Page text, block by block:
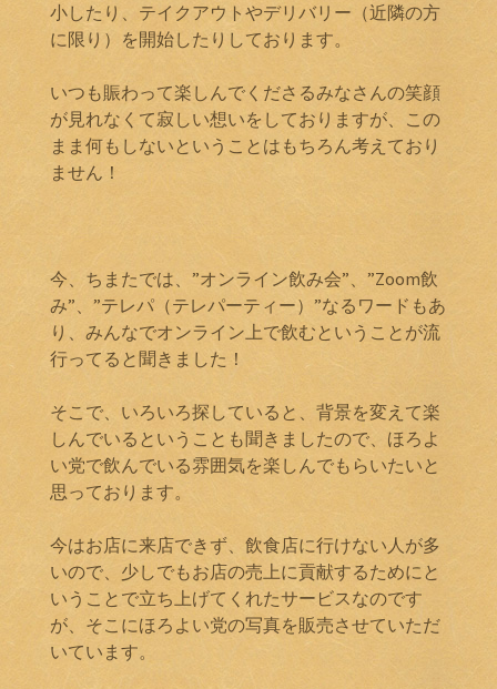
小したり、テイクアウトやデリバリー（近隣の方
に限り）を開始したりしております。
いつも賑わって楽しんでくださるみなさんの笑顔
が見れなくて寂しい想いをしておりますが、この
まま何もしないということはもちろん考えており
ません！
今、ちまたでは、”オンライン飲み会”、”Zoom飲
み”、”テレパ（テレパーティー）”なるワードもあ
り、みんなでオンライン上で飲むということが流
行ってると聞きました！
そこで、いろいろ探していると、背景を変えて楽
しんでいるということも聞きましたので、ほろよ
い党で飲んでいる雰囲気を楽しんでもらいたいと
思っております。
今はお店に来店できず、飲食店に行けない人が多
いので、少しでもお店の売上に貢献するためにと
いうことで立ち上げてくれたサービスなのです
が、そこにほろよい党の写真を販売させていただ
いています。